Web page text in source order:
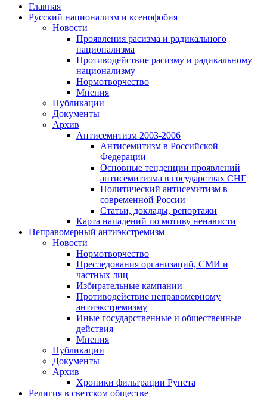
Главная
Русский национализм и ксенофобия
Новости
Проявления расизма и радикального
национализма
Противодействие расизму и радикальному
национализму
Нормотворчество
Мнения
Публикации
Документы
Архив
Антисемитизм 2003-2006
Антисемитизм в Российской
Федерации
Основные тенденции проявлений
антисемитизма в государствах СНГ
Политический антисемитизм в
современной России
Статьи, доклады, репортажи
Карта нападений по мотиву ненависти
Неправомерный антиэкстремизм
Новости
Нормотворчество
Преследования организаций, СМИ и
частных лиц
Избирательные кампании
Противодействие неправомерному
антиэкстремизму
Иные государственные и общественные
действия
Мнения
Публикации
Документы
Архив
Хроники фильтрации Рунета
Религия в светском обществе